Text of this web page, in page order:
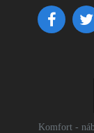
Komfort -